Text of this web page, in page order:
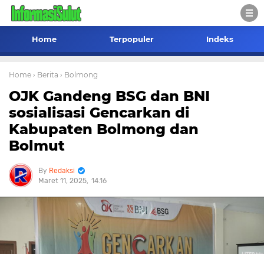
Home Terpopuler Indeks
Home › Berita › Bolmong
OJK Gandeng BSG dan BNI
sosialisasi Gencarkan di
Kabupaten Bolmong dan
Bolmut
Redaksi
Maret 11, 2025 14.16